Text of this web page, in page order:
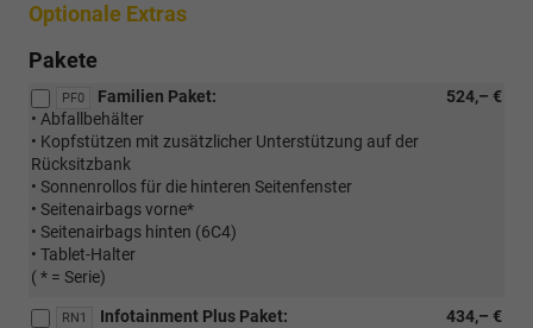
Optionale Extras
Pakete
PF0 524,– €
Familien Paket:
• Abfallbehälter
• Kopfstützen mit zusätzlicher Unterstützung auf der
Rücksitzbank
• Sonnenrollos für die hinteren Seitenfenster
• Seitenairbags vorne*
• Seitenairbags hinten (6C4)
• Tablet-Halter
( * = Serie)
RN1 434,– €
Infotainment Plus Paket: